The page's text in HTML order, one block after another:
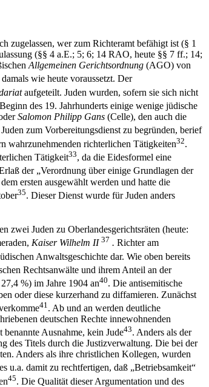
zugelassen, wer zum Richteramt befähigt ist (§ 1
(§§ 4 a.E.; 5; 6; 14 RAO, heute §§ 7 ff.; 14;
Allgemeinen Gerichtsordnung (AGO) von
wie heute voraussetzt. Der
aufgeteilt. Juden wurden, sofern sie sich nicht
des 19. Jahrhunderts einige wenige jüdische
Salomon Philipp Gans (Celle), den auch die
zum Vorbereitungsdienst zu begründen, berief
wahrzunehmenden richterlichen Tätigkeiten32.
Tätigkeit33, da die Eidesformel eine
der „Verordnung über einige Grundlagen der
ersten ausgewählt werden und hatte die
35. Dieser Dienst wurde für Juden anders
zwei Juden zu Oberlandesgerichtsräten (heute:
Kaiser Wilhelm II 37 . Richter am
Anwaltsgeschichte dar. Wie oben bereits
Rechtsanwälte und ihrem Anteil an der
%) im Jahre 1904 an40. Die antisemitische
oder diese kurzerhand zu diffamieren. Zunächst
41 . Ab und an werden deutliche
deutschen Rechte innewohnenden
benannte Ausnahme, kein Jude43. Anders als der
des Titels durch die Justizverwaltung. Die bei der
Anders als ihre christlichen Kollegen, wurden
u.a. damit zu rechtfertigen, daß „Betriebsamkeit“
45. Die Qualität dieser Argumentation und des